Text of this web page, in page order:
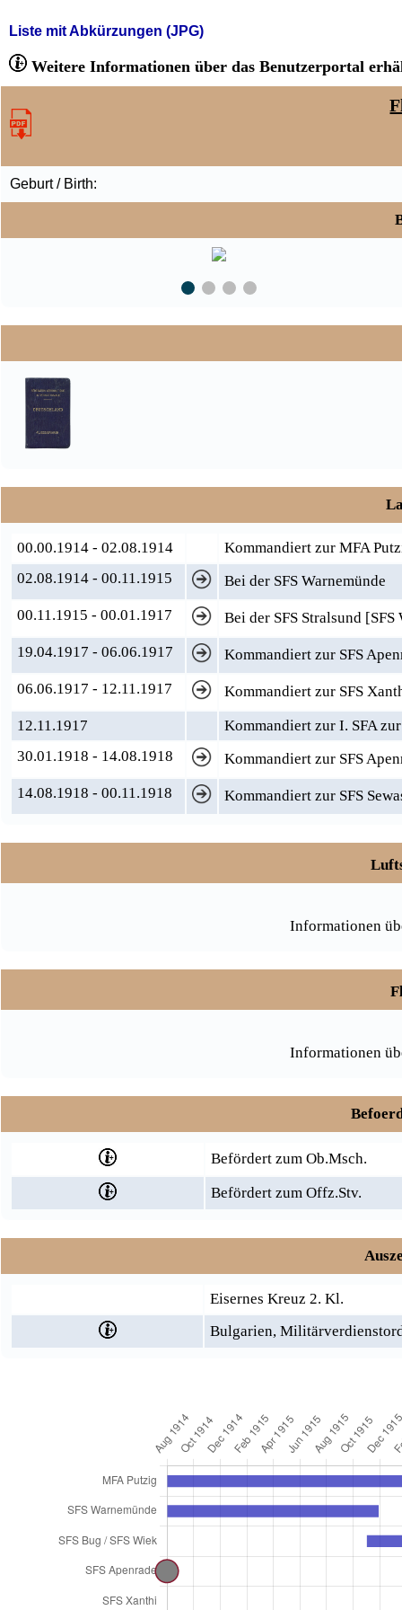
Liste mit Abkürzungen (JPG)
Weitere Informationen über das Benutzerportal
Geburt / Birth:
00.00.1914 - 02.08.1914
Kommandiert zur MFA
02.08.1914 - 00.11.1915
Bei der SFS Warnemünde
00.11.1915 - 00.01.1917
Bei der SFS Stralsund [SFS
19.04.1917 - 06.06.1917
Kommandiert zur SFS
06.06.1917 - 12.11.1917
Kommandiert zur SFS
12.11.1917
Kommandiert zur I. SFA
30.01.1918 - 14.08.1918
Kommandiert zur SFS
14.08.1918 - 00.11.1918
Kommandiert zur SFS
Informationen
Informationen
Befördert zum Ob.Msch.
Befördert zum Offz.Stv.
Eisernes Kreuz 2. Kl.
Bulgarien,